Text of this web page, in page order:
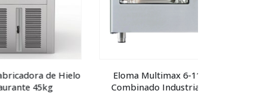
Hielo
Eloma Multimax 6-11 | Horno
Combinado Industrial Eléctrico